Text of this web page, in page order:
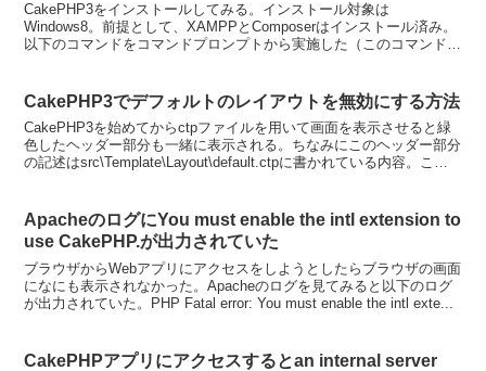
CakePHP3をインストールしてみる。インストール対象は
Windows8。前提として、XAMPPとComposerはインストール済み。
以下のコマンドをコマンドプロンプトから実施した（このコマンドは
CakePHP3でデフォルトのレイアウトを無効にする方法
CakePHP3を始めてからctpファイルを用いて画面を表示させると緑
色したヘッダー部分も一緒に表示される。ちなみにこのヘッダー部分
の記述はsrc\Template\Layout\default.ctpに書かれている内容。この
ApacheのログにYou must enable the intl extension to
use CakePHP.が出力されていた
ブラウザからWebアプリにアクセスをしようとしたらブラウザの画面
になにも表示されなかった。Apacheのログを見てみると以下のログ
が出力されていた。PHP Fatal error: You must enable the intl exte...
CakePHPアプリにアクセスするとan internal server